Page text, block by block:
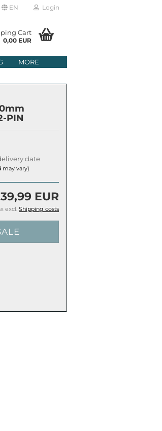
EN Login
Cart
0,00 EUR
MORE
PIN
date
may vary)
39,99 EUR
excl. Shipping costs